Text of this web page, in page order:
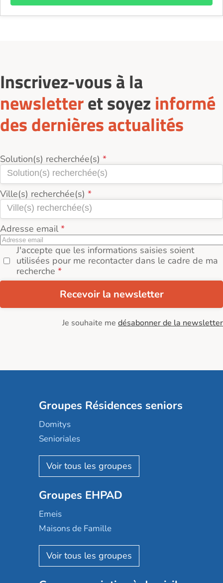
Inscrivez-vous à la
newsletteret soyez informé
des dernières actualités
Solution(s) recherchée(s)
Ville(s) recherchée(s)
Adresse email
J'accepte que les informations saisies soient
utilisées pour me recontacter dans le cadre de ma
recherche
Recevoir la newsletter
Je souhaite me désabonner de la newsletter
Groupes Résidences seniors
Domitys
Senioriales
Nohée
Les Résidentiels
Mobicap
Domusvi
Happy Senior
Aquarelia
Nexity edenea
Groupes EHPAD
Emeis
Maisons de Famille
Korian
Emera